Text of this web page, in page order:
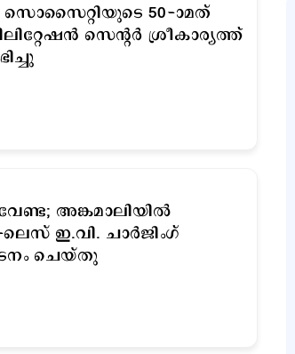
സൊസൈറ്റിയുടെ 50-ാമത്
സെന്റർ ശ്രീകാര്യത്ത്
അങ്കമാലിയിൽ
ഇ.വി. ചാർജിംഗ്
ചെയ്തു